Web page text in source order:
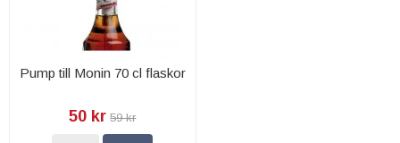
Pump till Monin 70 cl flaskor
50 kr 59 kr